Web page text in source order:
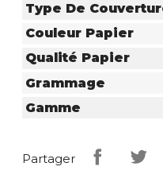
Type De
Couleur Papier
Qualité Papier
Grammage
Gamme
Partager